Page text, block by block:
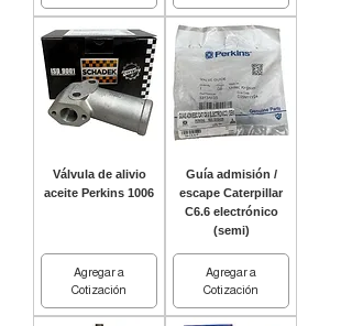
Válvula de alivio
aceite Perkins 1006
Agregar a
Cotización
Guía admisión /
escape Caterpillar
C6.6 electrónico
(semi)
Agregar a
Cotización